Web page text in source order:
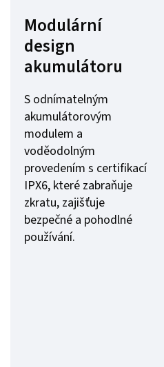
Modulární
design
akumulátoru
S odnímatelným
akumulátorovým
modulem a
voděodolným
provedením s certifikací
IPX6, které zabraňuje
zkratu, zajišťuje
bezpečné a pohodlné
používání.